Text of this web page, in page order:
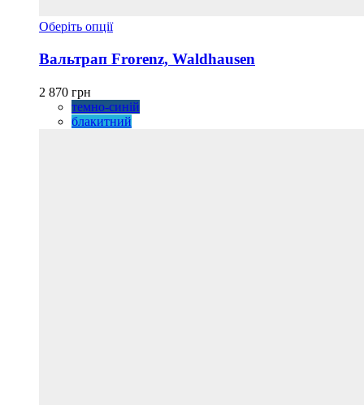
Оберіть опціїЦей
має
кілька
Параметри
можна
вибрати
Вальтрап Frorenz, Waldhausen
2 870 грн
темно-синій
блакитний